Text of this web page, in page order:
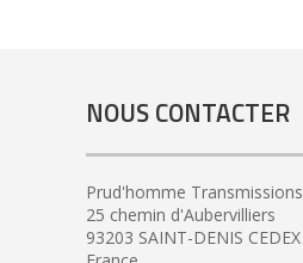
NOUS CONTACTER
Prud'homme Transmissions
25 chemin d'Aubervilliers
93203 SAINT-DENIS CEDEX